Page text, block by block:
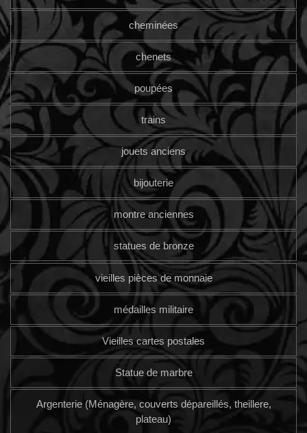
cheminées
chenets
poupées
trains
jouets anciens
bijouterie
montre anciennes
statues de bronze
vieilles pièces de monnaie
médailles militaire
Vieilles cartes postales
Statue de marbre
Argenterie (Ménagère, couverts dépareillés, theillere,
plateau)